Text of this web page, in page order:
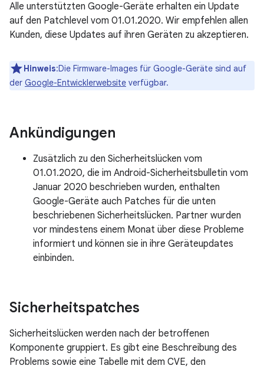
Alle unterstützten Google-Geräte erhalten ein Update
auf den Patchlevel vom 01.01.2020. Wir empfehlen allen
Kunden, diese Updates auf ihren Geräten zu akzeptieren.
Hinweis:Die Firmware-Images für Google-Geräte sind auf
der Google-Entwicklerwebsite verfügbar.
Ankündigungen
Zusätzlich zu den Sicherheitslücken vom
01.01.2020, die im Android-Sicherheitsbulletin vom
Januar 2020 beschrieben wurden, enthalten
Google-Geräte auch Patches für die unten
beschriebenen Sicherheitslücken. Partner wurden
vor mindestens einem Monat über diese Probleme
informiert und können sie in ihre Geräteupdates
einbinden.
Sicherheitspatches
Sicherheitslücken werden nach der betroffenen
Komponente gruppiert. Es gibt eine Beschreibung des
Problems sowie eine Tabelle mit dem CVE, den